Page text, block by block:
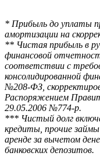
* Прибыль до уплаты
амортизации на
** Чистая прибыль в
финансовой
соответствии с
консолидированной
№208-ФЗ,
Распоряжением
29.05.2006 №774-р.
*** Чистый долг
кредиты, прочие
аренде за вычетом
банковских депозитов.